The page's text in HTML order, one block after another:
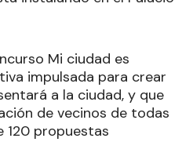
Mi ciudad es
impulsada para crear
a la ciudad, y que
de vecinos de todas
120 propuestas